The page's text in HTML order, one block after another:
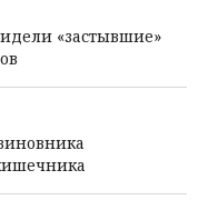
«застывшие»